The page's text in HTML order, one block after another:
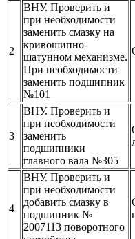
2
ВНУ. Проверить и
при необходимости
заменить смазку на
кривошипно-
шатунном механизме.
При необходимости
заменить подшипник
№101
3
ВНУ. Проверить и
при необходимости
заменить
подшипники
главного вала №305
4
ВНУ. Проверить и
при необходимости
добавить смазку в
подшипник №
2007113 поворотного